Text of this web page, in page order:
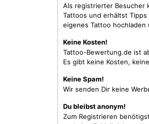
Als registrierter Besucher
Tattoos und erhältst
eigenes Tattoo
Keine Kosten!
Tattoo-Bewertung.de ist
Es gibt keine Kosten,
Keine Spam!
Wir senden Dir keine
Du bleibst anonym!
Zum Registrieren